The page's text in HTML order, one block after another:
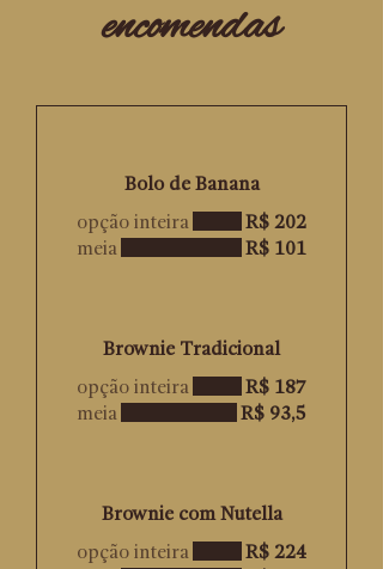
encomendas
Bolo de Banana
opção inteira
R$ 202
meia
R$ 101
Brownie Tradicional
opção inteira
R$ 187
meia
R$ 93,5
Brownie com Nutella
opção inteira
R$ 224